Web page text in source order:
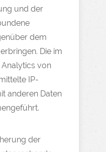
und der
dem
Die im
von
IP-
anderen Daten
der